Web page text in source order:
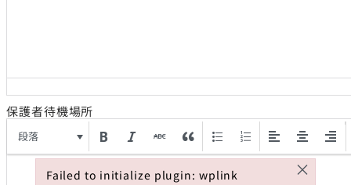
保護者待機場所
段落
Failed to initialize plugin: wplink ×